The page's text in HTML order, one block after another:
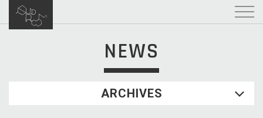
NEWS
ARCHIVES